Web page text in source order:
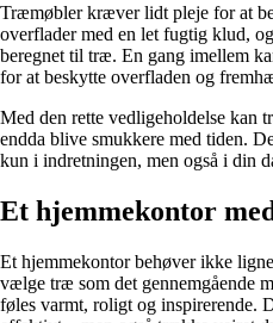
Træmøbler kræver lidt pleje for at
overflader med en let fugtig klud,
beregnet til træ. En gang imellem
for at beskytte overfladen og
Med den rette vedligeholdelse kan
endda blive smukkere med tiden.
kun i indretningen, men også i din
Et hjemmekontor
Et hjemmekontor behøver ikke
vælge træ som det gennemgående
føles varmt, roligt og inspirerende.